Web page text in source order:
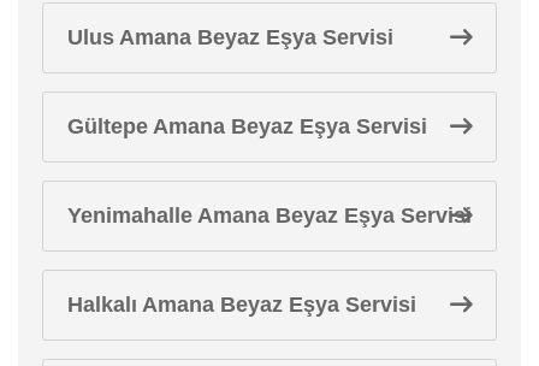
Ulus Amana Beyaz Eşya Servisi
Gültepe Amana Beyaz Eşya Servisi
Yenimahalle Amana Beyaz Eşya Servisi
Halkalı Amana Beyaz Eşya Servisi